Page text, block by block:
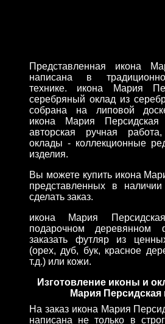
Представленная икона
написана в
технике. икона Мария
серебряный оклад из
собрана на липовой
икона Мария Персидская
авторская ручная
оклады - коллекционные
изделия.
Вы можете купить икона
представленных в
сделать заказ.
икона Мария
подарочном деревянном
заказать футляр из
(орех, дуб, бук, красное
т.д.) или кожи.
Изготовление иконы и
Мария Персидская
На заказ икона Мария
написана не только в